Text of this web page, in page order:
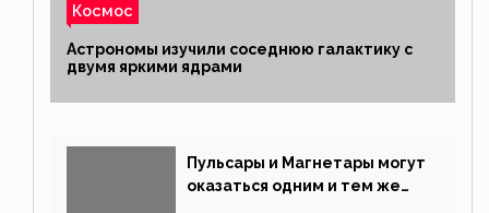
Космос
Астрономы изучили соседнюю галактику с
двумя яркими ядрами
Пульсары и Магнетары могут
оказаться одним и тем же